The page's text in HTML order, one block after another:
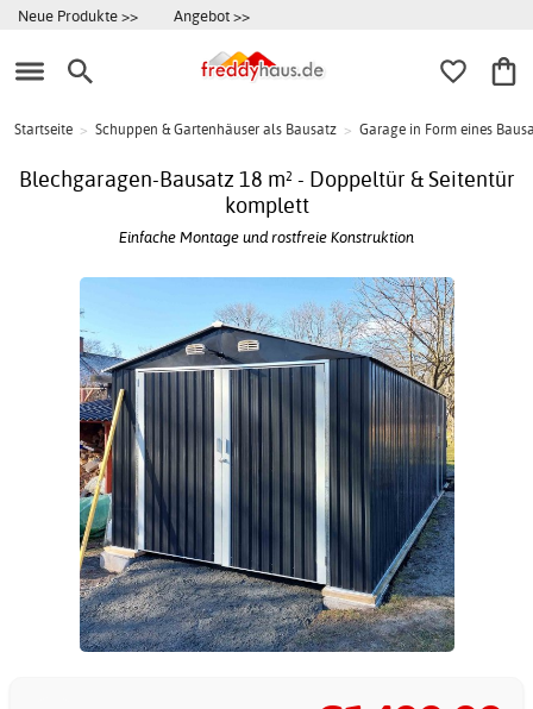
Neue Produkte >> Angebot >>
Startseite > Schuppen & Gartenhäuser als Bausatz > Garage in Form eines
Blechgaragen-Bausatz 18 m² - Doppeltür & Seitentür
komplett
Einfache Montage und rostfreie Konstruktion